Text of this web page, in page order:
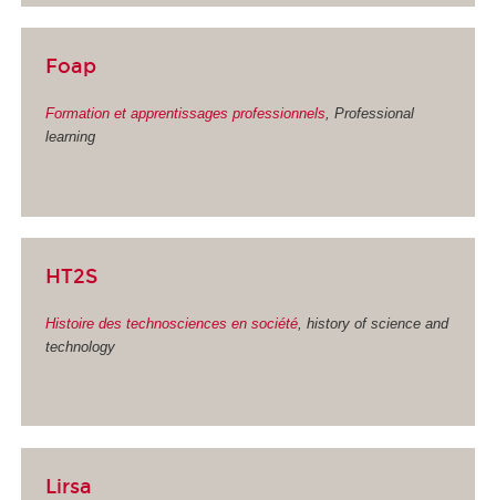
Foap
Formation et apprentissages professionnels, Professional
learning
HT2S
Histoire des technosciences en société, history of science and
technology
Lirsa